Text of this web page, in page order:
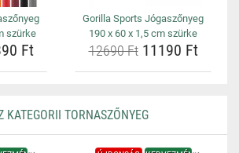
szürke
Ft
Gorilla Sports Jógaszőnyeg
190 x 60 x 1,5 cm szürke
12690 Ft11190 Ft
KATEGORII TORNASZŐNYEG